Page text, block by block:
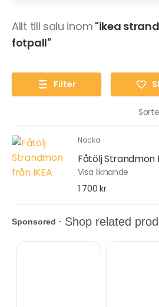
Allt till salu inom "ikea
fotpall"
Filter
Nacka
Fåtölj Strandmon
Visa liknande
1 700 kr